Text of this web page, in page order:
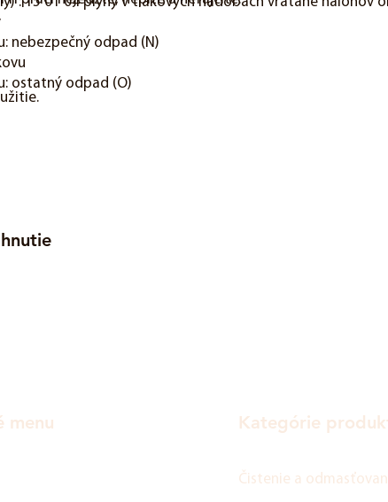
nebezpečný odpad (N)
ostatný odpad (O)
menu Kategórie
Čistenie a